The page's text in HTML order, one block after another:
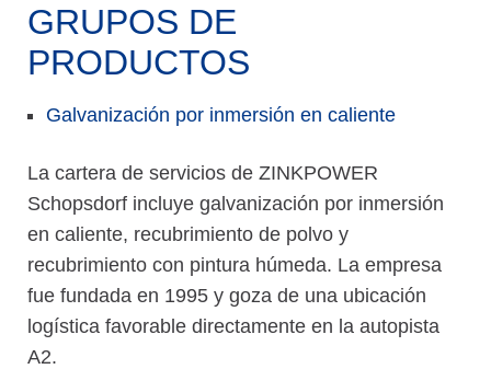
GRUPOS DE
PRODUCTOS
Galvanización por inmersión en caliente
La cartera de servicios de ZINKPOWER
Schopsdorf incluye galvanización por inmersión
en caliente, recubrimiento de polvo y
recubrimiento con pintura húmeda. La empresa
fue fundada en 1995 y goza de una ubicación
logística favorable directamente en la autopista
A2.